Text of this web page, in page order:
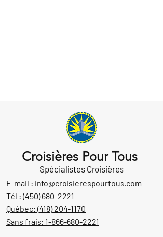
Croisières Pour Tous
Spécialistes Croisières
E-mail : info@croisierespourtous.com
Tél : (450) 680-2221
Québec: (418) 204-1170
Sans frais: 1-866-680-2221